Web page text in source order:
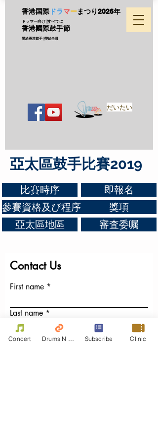
香港国際 ドラマーまつり2026年
ドラマー向け |すべてに
香港國際鼓手節
帶給香港鼓手 |帶給全員
だいたい
亞太區鼓手比賽2019
比賽時序
參賽資格及び程序
亞太區地區
即報名
獎項
審査委嘱
Contact Us
First name
Last name
Email
Concert Subscribe Clinic